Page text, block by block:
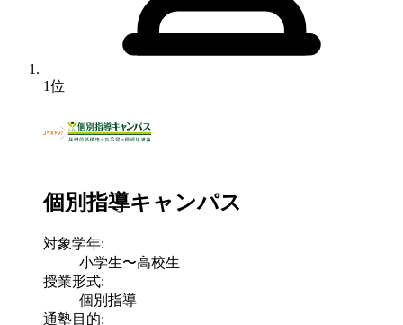
1位
個別指導キャンパス
対象学年:
小学生〜高校生
授業形式:
個別指導
通塾目的: